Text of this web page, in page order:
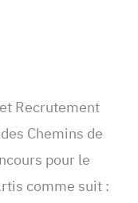
Recrutement
Chemins de
pour le
comme suit :